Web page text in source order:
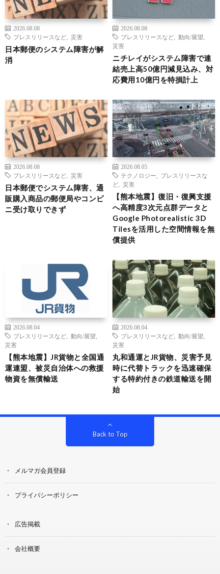
2026.08.08
プレスリリースなど
災害
日本郵便のシステム障害が解
消
2026.08.08
プレスリリースなど
動向/展望
災害
ニチレイがシステム障害で連
結売上高50億円減見込み、対
応費用10億円を特損計上
2026.08.08
プレスリリースなど
災害
日本郵便でシステム障害、通
販購入商品の郵便局やコンビ
ニ受け取りできず
2026.08.05
テクノロジー
プレスリリースな
ど
災害
【熊本地震】復旧・復興支援
へ高精度3次元点群データと
Google Photorealistic 3D
Tilesを活用した空間情報を無
償提供
2026.08.04
プレスリリースなど
動向/展望
災害
【熊本地震】JR貨物と全国通
運連盟、被災自治体への救援
物資を無償輸送
2026.08.04
プレスリリースなど
動向/展望
災害
丸和通運とJR貨物、災害予見
時に代替トラックを迅速確保
する特約付きの鉄道輸送を開
始
Back to Top
メルマガ会員登録
プライバシーポリシー
広告掲載
会社概要